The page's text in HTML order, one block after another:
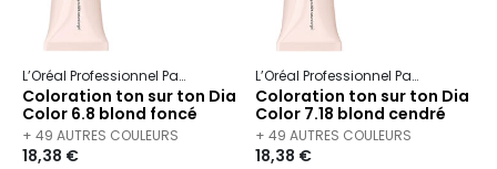
L’Oréal Professionnel Paris Dia color
Coloration ton sur ton Dia
Color 6.8 blond foncé
mocca
+ 49 AUTRES COULEURS
DISPONIBLES
18,38 €
L’Oréal Professionnel Paris
Coloration ton sur ton Dia
Color 7.18 blond cendré
mocca
+ 49 AUTRES COULEURS
DISPONIBLES
18,38 €